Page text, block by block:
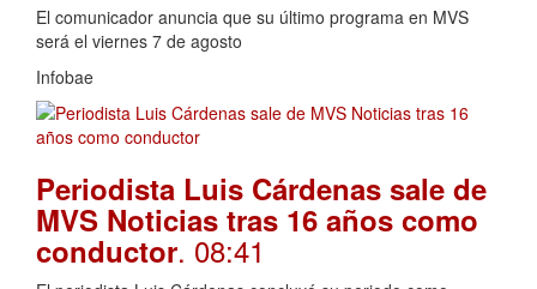
El comunicador anuncia que su último programa en MVS
será el viernes 7 de agosto
Infobae
Periodista Luis Cárdenas sale de
MVS Noticias tras 16 años como
conductor. 08:41